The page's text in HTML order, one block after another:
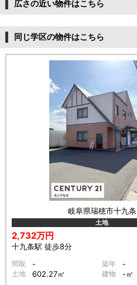
広さの近い物件はこちら
同じ学区の物件はこちら
岐阜県瑞穂市十九条
土地
2,732万円
十九条駅 徒歩8分
間取 - 築年 -
土地 602.27㎡ 建物 -㎡